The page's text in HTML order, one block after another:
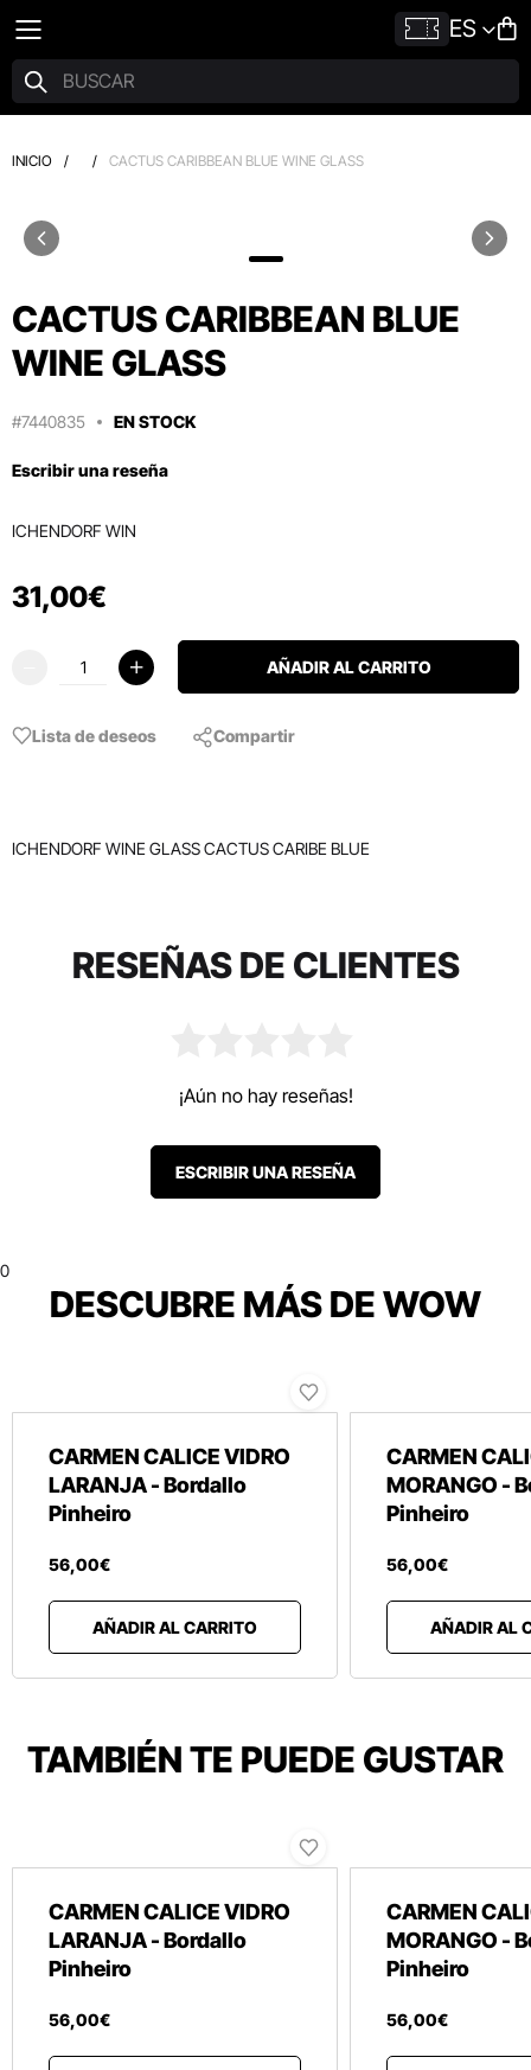
ES
INICIO / / CACTUS CARIBBEAN BLUE WINE GLASS
CACTUS CARIBBEAN BLUE
WINE GLASS
#7440835 EN STOCK
Escribir una reseña
ICHENDORF WIN
31,00€
AÑADIR AL CARRITO
Lista de deseos Compartir
ICHENDORF WINE GLASS CACTUS CARIBE BLUE
RESEÑAS DE CLIENTES
¡Aún no hay reseñas!
ESCRIBIR UNA RESEÑA
0
DESCUBRE MÁS DE WOW
CARMEN CALICE VIDRO
LARANJA - Bordallo
Pinheiro
56,00€
AÑADIR AL CARRITO
CARMEN
MORANGO -
Pinheiro
56,00€
AÑADIR AL
TAMBIÉN TE PUEDE GUSTAR
CARMEN CALICE VIDRO
LARANJA - Bordallo
Pinheiro
56,00€
CARMEN
MORANGO -
Pinheiro
56,00€